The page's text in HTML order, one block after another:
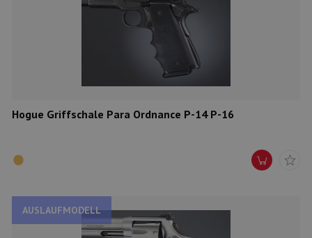
Hogue Griffschale Para Ordnance P-14 P-16
AUSLAUFMODELL